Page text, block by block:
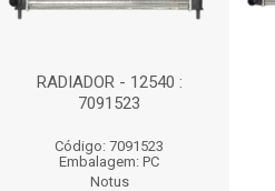
RADIADOR - 12540 :
7091523
Código: 7091523
Embalagem: PC
Notus